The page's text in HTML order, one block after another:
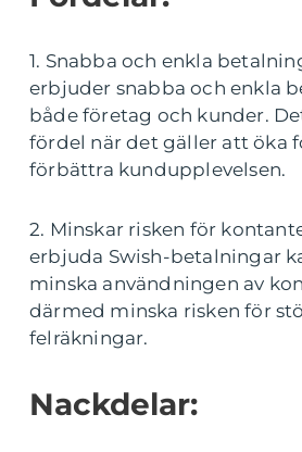
1. Snabba och enkla
erbjuder snabba och enkla
både företag och kunder.
fördel när det gäller att öka
förbättra kundupplevelsen.
2. Minskar risken för
erbjuda Swish-betalningar
minska användningen av
därmed minska risken för
felräkningar.
Nackdelar: